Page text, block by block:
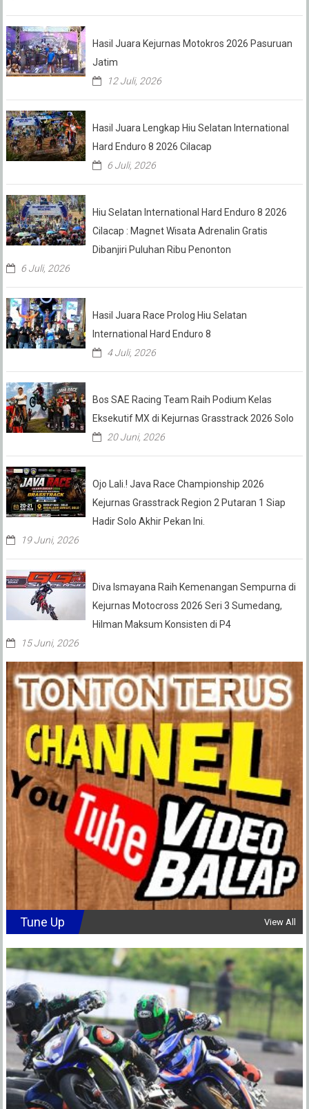
Hasil Juara Kejurnas Motokros 2026 Pasuruan
Jatim
12 Juli, 2026
Hasil Juara Lengkap Hiu Selatan International
Hard Enduro 8 2026 Cilacap
6 Juli, 2026
Hiu Selatan International Hard Enduro 8 2026
Cilacap : Magnet Wisata Adrenalin Gratis
Dibanjiri Puluhan Ribu Penonton
6 Juli, 2026
Hasil Juara Race Prolog Hiu Selatan
International Hard Enduro 8
4 Juli, 2026
Bos SAE Racing Team Raih Podium Kelas
Eksekutif MX di Kejurnas Grasstrack 2026 Solo
20 Juni, 2026
Ojo Lali.! Java Race Championship 2026
Kejurnas Grasstrack Region 2 Putaran 1 Siap
Hadir Solo Akhir Pekan Ini.
19 Juni, 2026
Diva Ismayana Raih Kemenangan Sempurna di
Kejurnas Motocross 2026 Seri 3 Sumedang,
Hilman Maksum Konsisten di P4
15 Juni, 2026
Tune Up View All